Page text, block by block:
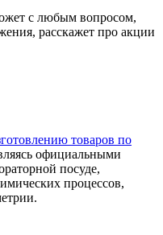
с любым вопросом,
расскажет про акции
товаров по
официальными
посуде,
процессов,